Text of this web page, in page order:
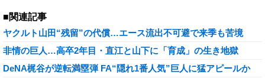
■関連記事
ヤクルト山田“残留”の代償…エース流出不可避で来季も苦境
非情の巨人…高卒2年目・直江と山下に「育成」の生き地獄
DeNA梶谷が逆転満塁弾 FA“隠れ1番人気”巨人に猛アピールか